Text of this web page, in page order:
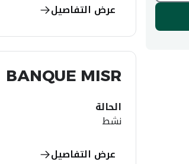
عرض التفاصيل
BANQUE MISR
الحالة
نشط
عرض التفاصيل